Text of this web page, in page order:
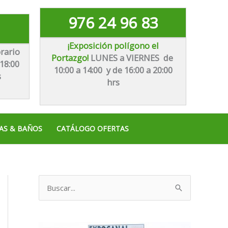
976 24 96 83
¡Exposición polígono el
Portazgo! LUNES a VIERNES de
10:00 a 14:00 y de 16:00 a 20:00
hrs
& BAÑOS CATÁLOGO OFERTAS
u